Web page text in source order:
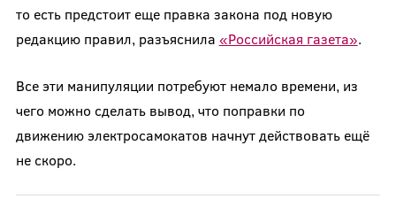
то есть предстоит еще правка закона под новую
редакцию правил, разъяснила «Российская газета».
Все эти манипуляции потребуют немало времени, из
чего можно сделать вывод, что поправки по
движению электросамокатов начнут действовать ещё
не скоро.